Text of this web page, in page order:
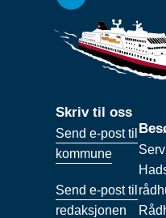
Skriv til oss
Send e-post til
kommune
Send e-post til
redaksjonen